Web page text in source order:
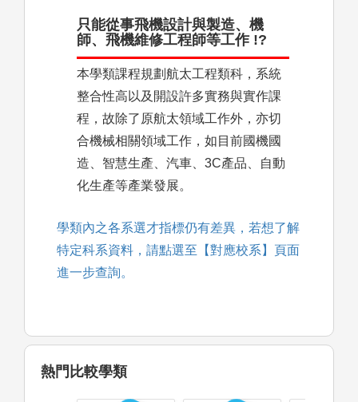
只能從事飛機設計與製造、機
師、飛機維修工程師等工作 !?
本學類課程規劃航太工程類科，系統
整合性高以及開設許多實務與實作課
程，故除了原航太領域工作外，亦切
合機械相關領域工作，如目前國機國
造、智慧生產、汽車、3C產品、自動
化生產等產業發展。
學類內之各系選才指標仍有差異，若想了解
特定科系資料，請點選至【對應校系】頁面
進一步查詢。
熱門比較學類